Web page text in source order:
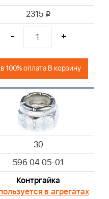
2315 i
- +
100% оплата В корзину
30
596 04 05-01
Контргайка
в агрегатах